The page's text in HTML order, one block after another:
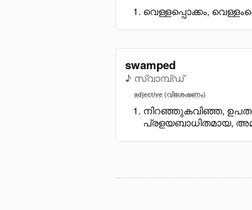
വെള്ളപ്പൊക്കം,
swamped
♪ സ്വാമ്പ്ഡ്
adjective (വിശേഷണം)
നിറഞ്ഞുകവിഞ്ഞ,
പ്രളയബാധിതമായ,